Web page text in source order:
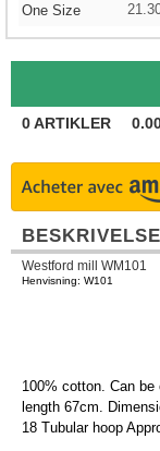
One Size
0ARTIKLER
BESKRIVELSE
Westford mill WM101
Henvisning: W101
100% cotton. Can be
length 67cm.
18 Tubular hoop